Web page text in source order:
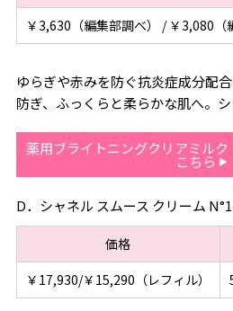
￥3,630（編集部調べ） / ￥3,080（
ゆらぎや赤みを防ぐ抗炎症成分配
防ぎ、ふっくらと柔らかな肌へ。シ
薬用ブライトニングクリアミル
こちら
D．シャネル スムース クリーム
価格
￥17,930/￥15,290（レフィル）